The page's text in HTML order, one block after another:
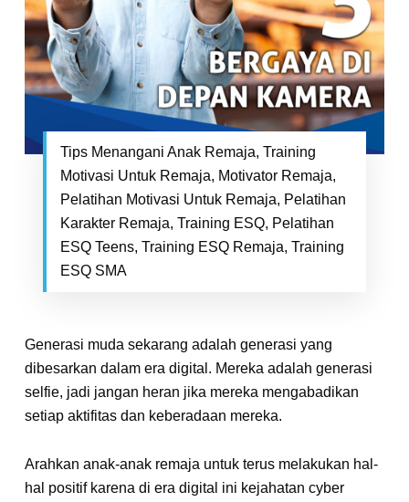
Tips Menangani Anak Remaja, Training
Motivasi Untuk Remaja, Motivator Remaja,
Pelatihan Motivasi Untuk Remaja, Pelatihan
Karakter Remaja, Training ESQ, Pelatihan
ESQ Teens, Training ESQ Remaja, Training
ESQ SMA
Generasi muda sekarang adalah generasi yang
dibesarkan dalam era digital. Mereka adalah generasi
selfie, jadi jangan heran jika mereka mengabadikan
setiap aktifitas dan keberadaan mereka.
Arahkan anak-anak remaja untuk terus melakukan hal-
hal positif karena di era digital ini kejahatan cyber